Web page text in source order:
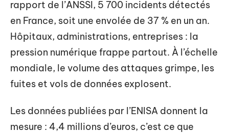
rapport de l’ANSSI, 5 700 incidents détectés
en France, soit une envolée de 37 % en un an.
Hôpitaux, administrations, entreprises : la
pression numérique frappe partout. À l’échelle
mondiale, le volume des attaques grimpe, les
fuites et vols de données explosent.
Les données publiées par l’ENISA donnent la
mesure : 4,4 millions d’euros, c’est ce que